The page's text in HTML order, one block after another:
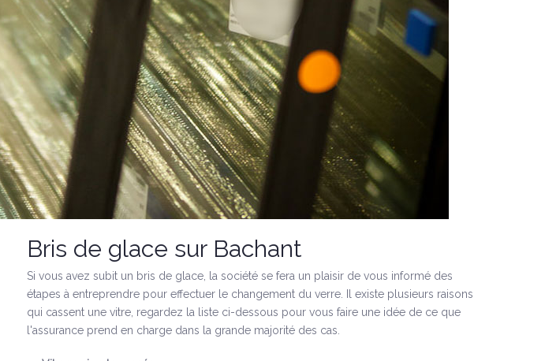
Bris de glace sur Bachant
Si vous avez subit un bris de glace, la société se fera un plaisir de vous informé des
étapes à entreprendre pour effectuer le changement du verre. Il existe plusieurs raisons
qui cassent une vitre, regardez la liste ci-dessous pour vous faire une idée de ce que
l'assurance prend en charge dans la grande majorité des cas.